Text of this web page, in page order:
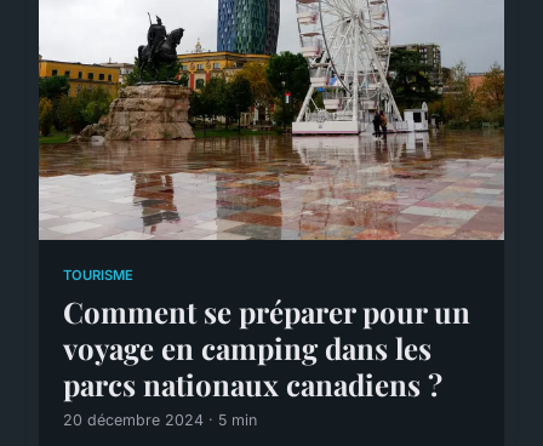
TOURISME
Comment se préparer pour un
voyage en camping dans les
parcs nationaux canadiens ?
20 décembre 2024 · 5 min